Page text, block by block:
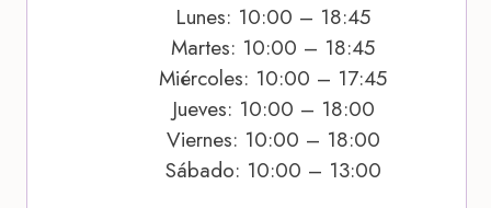
Lunes: 10:00 – 18:45
Martes: 10:00 – 18:45
Miércoles: 10:00 – 17:45
Jueves: 10:00 – 18:00
Viernes: 10:00 – 18:00
Sábado: 10:00 – 13:00